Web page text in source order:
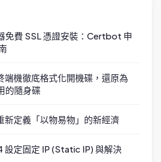
免費 SSL 憑證安裝：Certbot 申
端機徹底格式化開機碟，還原為
的隨身碟
定義「以物易物」的新經濟
定固定 IP (Static IP) 與解決